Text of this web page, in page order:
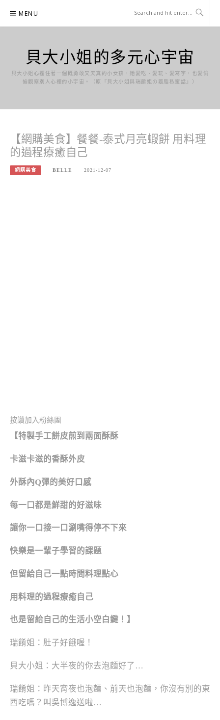
content
MENU
貝大小姐的多元心宇宙
貝大小姐心裡住著一個既勇敢又天真的小女孩，她愛吃、愛玩、愛寫字，也愛偷
偷觀察別人心裡的小宇宙。（原『貝大小姐與瑞餚姐の囂脂私蜜話』）
【網購美食】餐餐-泰式月亮蝦餅 用料理
的過程療癒自己
網購美食 BELLE 2021-12-07
按讚加入粉絲團
【特製手工餅皮煎到兩面酥酥
卡滋卡滋的香酥外皮
外酥內Q彈的美好口感
每一口都是鮮甜的好滋味
讓你一口接一口涮嘴得停不下來
快樂是一輩子學習的課題
但留給自己一點時間料理點心
用料理的過程療癒自己
也是留給自己的生活小空白鍵！】
瑞餚姐：肚子好餓喔！
貝大小姐：大半夜的你去泡麵好了…
瑞餚姐：昨天宵夜也泡麵、前天也泡麵，你沒有別的東
西吃嗎？叫吳博逸送啦…